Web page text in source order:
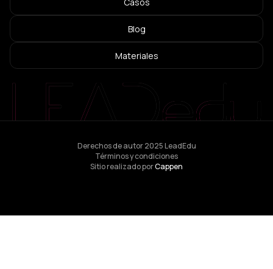
Blog
Materiales
Derechos de autor 2025 LeadEdu
Términos y condiciones
Sitio realizado porCappen